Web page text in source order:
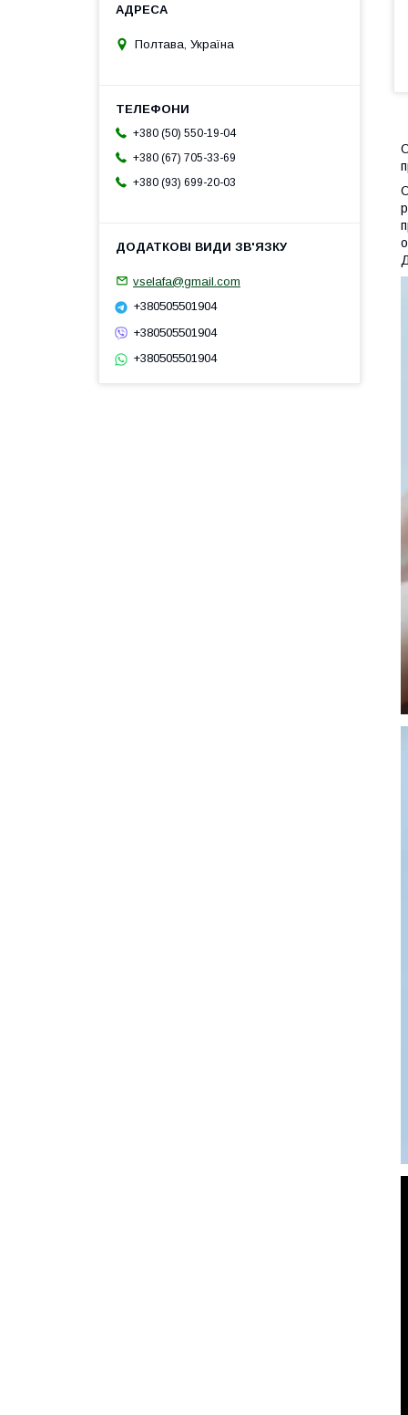
Полтава, Україна
+380 (50) 550-19-04
+380 (67) 705-33-69
+380 (93) 699-20-03
vselafa@gmail.com
+380505501904
+380505501904
+380505501904